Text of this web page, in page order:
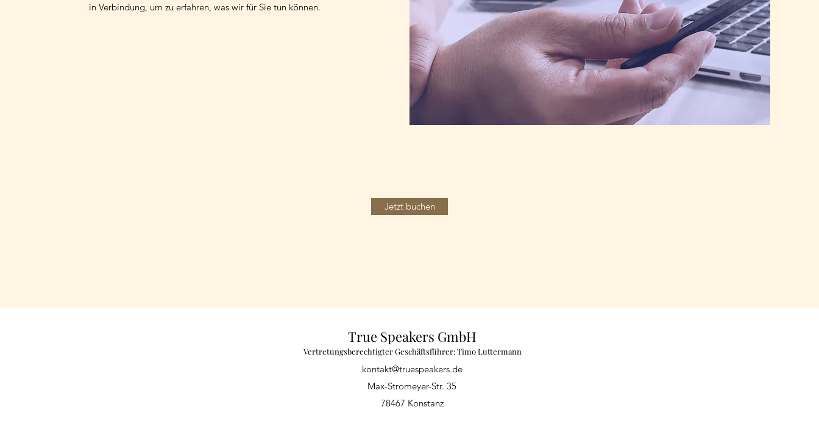
in Verbindung, um zu erfahren, was wir für Sie tun können.
Jetzt buchen
True Speakers GmbH
Vertretungsberechtigter Geschäftsführer: Timo Luttermann
kontakt@truespeakers.de
Max-Stromeyer-Str. 35
78467 Konstanz